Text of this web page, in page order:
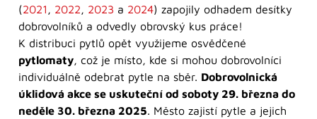
(2021 , 2022, 2023 a 2024) zapojily odhadem desítky
dobrovolníků a odvedly obrovský kus práce!
K distribuci pytlů opět využijeme osvědčené
pytlomaty, což je místo, kde si mohou dobrovolníci
individuálně odebrat pytle na sběr. Dobrovolnická
úklidová akce se uskuteční od soboty 29. března do
neděle 30. března 2025. Město zajistí pytle a jejich